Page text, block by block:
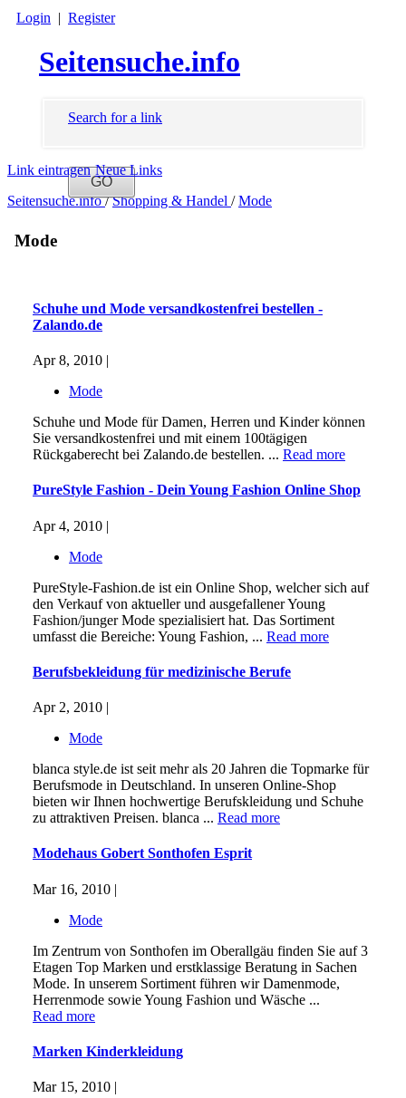
Login | Register
Seitensuche.info
Search for a link
Link eintragen Neue Links
Seitensuche.info/ Shopping & Handel / Mode
Mode
Schuhe und Mode versandkostenfrei bestellen -
Zalando.de
Apr 8, 2010 |
Mode
Schuhe und Mode für Damen, Herren und Kinder können
Sie versandkostenfrei und mit einem 100tägigen
Rückgaberecht bei Zalando.de bestellen. ... Read more
PureStyle Fashion - Dein Young Fashion Online Shop
Apr 4, 2010 |
Mode
PureStyle-Fashion.de ist ein Online Shop, welcher sich auf
den Verkauf von aktueller und ausgefallener Young
Fashion/junger Mode spezialisiert hat. Das Sortiment
umfasst die Bereiche: Young Fashion, ... Read more
Berufsbekleidung für medizinische Berufe
Apr 2, 2010 |
Mode
blanca style.de ist seit mehr als 20 Jahren die Topmarke für
Berufsmode in Deutschland. In unseren Online-Shop
bieten wir Ihnen hochwertige Berufskleidung und Schuhe
zu attraktiven Preisen. blanca ... Read more
Modehaus Gobert Sonthofen Esprit
Mar 16, 2010 |
Mode
Im Zentrum von Sonthofen im Oberallgäu finden Sie auf 3
Etagen Top Marken und erstklassige Beratung in Sachen
Mode. In unserem Sortiment führen wir Damenmode,
Herrenmode sowie Young Fashion und Wäsche ...
Read more
Marken Kinderkleidung
Mar 15, 2010 |